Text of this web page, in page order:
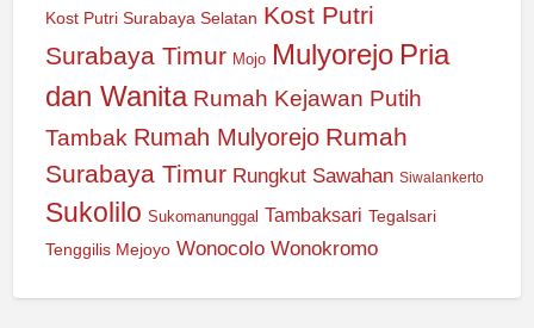
Kost Putri Surabaya Selatan Kost Putri
Surabaya Timur Mojo Mulyorejo Pria
dan Wanita Rumah Kejawan Putih
Tambak Rumah Mulyorejo Rumah
Surabaya Timur Rungkut Sawahan Siwalankerto
Sukolilo Sukomanunggal Tambaksari Tegalsari
Tenggilis Mejoyo Wonocolo Wonokromo